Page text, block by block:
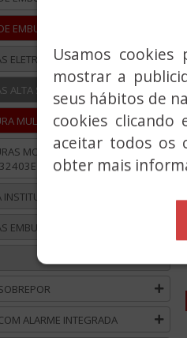
EMBUTIR MADEIRA
ELETROMECÂNICAS
ALTA SEGURANÇA
MULTIPONTO, SÉRIE 3H
MONOPONTO, SÉRIES
EMBUTIR TRADICIONAL
ALARME INTEGRADA
Usamos
mostrar a
seus hábitos de
cookies clicando
aceitar todos os
obter mais